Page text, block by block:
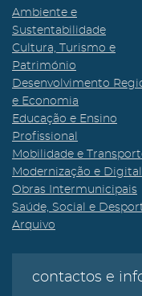
Ambiente e
Sustentabilidade
Cultura, Turismo e
Património
Desenvolvimento
e Economia
Educação e Ensino
Profissional
Mobilidade e
Modernização e Digital
Obras Intermunicipais
Saúde, Social e
Arquivo
contactos e